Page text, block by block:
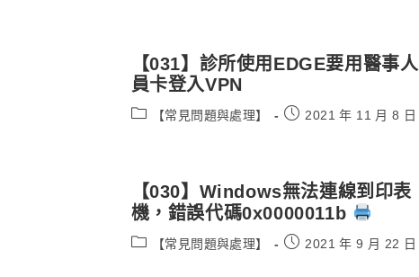
【031】診所使用EDGE要用醫事人
員卡登入VPN
Post
【常見問題與處理】
Post2021 年 11 月 8 日
【030】Windows無法連線到印表
機，錯誤代碼0x0000011b
Post
【常見問題與處理】
Post2021 年 9 月 22 日